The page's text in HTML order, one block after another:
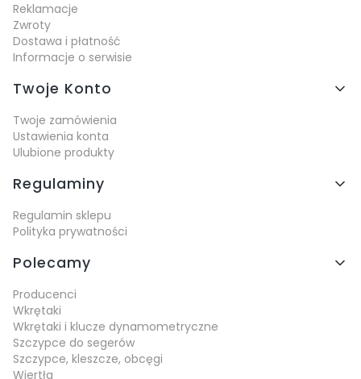
Reklamacje
Zwroty
Dostawa i płatność
Informacje o serwisie
Twoje Konto
Twoje zamówienia
Ustawienia konta
Ulubione produkty
Regulaminy
Regulamin sklepu
Polityka prywatności
Polecamy
Producenci
Wkrętaki
Wkrętaki i klucze dynamometryczne
Szczypce do segerów
Szczypce, kleszcze, obcęgi
Wiertła